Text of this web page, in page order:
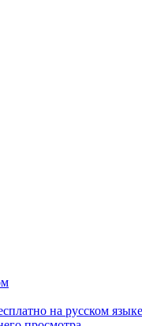
на русском